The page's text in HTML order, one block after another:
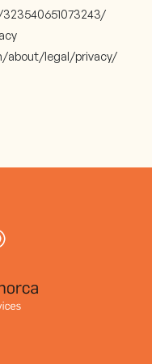
about/legal/privacy/